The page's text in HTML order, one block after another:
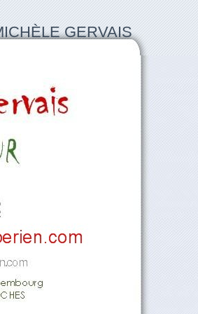
GERVAIS